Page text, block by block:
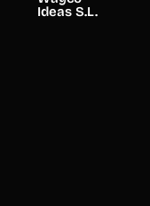
Ideas S.L.